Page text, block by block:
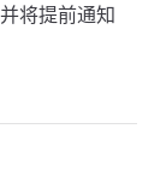
将提前通知